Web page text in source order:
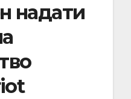
надати